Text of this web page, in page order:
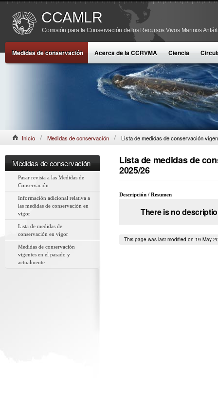
CCAMLR
Comisión para la Conservación de los Recursos Vivos Marinos
Medidas de conservación Acerca de la CCRVMA Ciencia
Inicio Medidas de conservación Lista de medidas de conservación
Medidas de conservación
Pasar revista a las Medidas de
Conservación
Información adicional relativa a
las medidas de conservación en
vigor
Lista de medidas de
conservación en vigor
Medidas de conservación
vigentes en el pasado y
actualmente
Lista de medidas de
2025/26
Descripción / Resumen
There is no
This page was last modified on 19 May